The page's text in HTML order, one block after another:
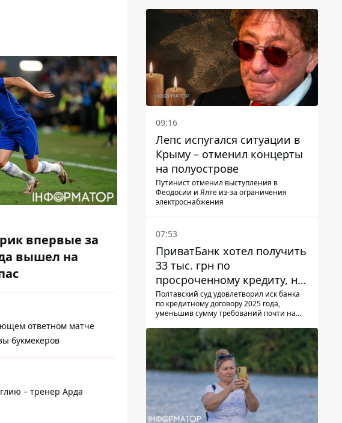
впервые за
вышел на
ответном матче
букмекеров
– тренер Арда
09:16
Лепс испугался ситуации в
Крыму – отменил концерты
на полуострове
Путинист отменил выступления в
Феодосии и Ялте из-за ограничения
электроснабжения
07:53
ПриватБанк хотел получить
33 тыс. грн по
просроченному кредиту, но
суд взыскал с должницы
только 22 тыс. грн
Полтавский суд удовлетворил иск банка
по кредитному договору 2025 года,
уменьшив сумму требований почти на